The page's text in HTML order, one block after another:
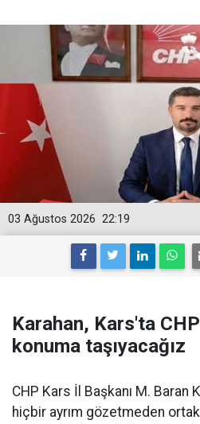
22:19
03 Ağustos 2026
Karahan, Kars'ta
konuma taşıyacağız
CHP Kars İl Başkanı M. Baran
hiçbir ayrım gözetmeden